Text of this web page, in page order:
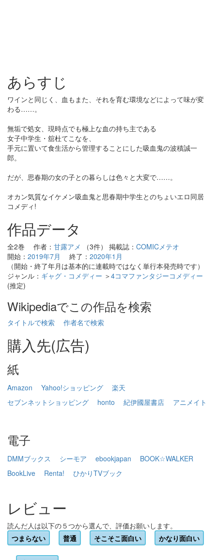
あらすじ
ワインと同じく、血もまた、それを育む環境などによって味が変
わる……。
無垢で処女、現時点でも極上な血の持ち主である
女子中学生・舘杜てこなを、
手元に置いて食生活から管理することにした吸血鬼の波積誠一
郎。
だが、思春期の女の子との暮らしは色々と大変で……。
オカン気質なイケメン吸血鬼と思春期中学生とのちょいエロ同居
コメディ!
作品データ
全2巻 作者： 甘露アメ （3件） 掲載誌： COMICメテオ
開始： 2019年7月 終了： 2020年1月
（開始・終了年月は基本的に連載時ではなく単行本発売時です）
ジャンル： ギャグ・コメディー ＞4コマファンタジーコメディー
(推定)
Wikipediaでこの作品を検索
タイトルで検索 作者名で検索
購入先(広告)
紙
Amazon Yahoo!ショッピング
楽天
セブンネットショッピング
honto 紀伊國屋書店 アニメイト
電子
DMMブックス シーモア ebookjapan
BOOK☆WALKER
BookLive
Renta! ひかりTVブック
レビュー
読んだ人は以下の５つから選んで、評価お願いします。
つまらない
普通 そこそこ面白い かなり面白い